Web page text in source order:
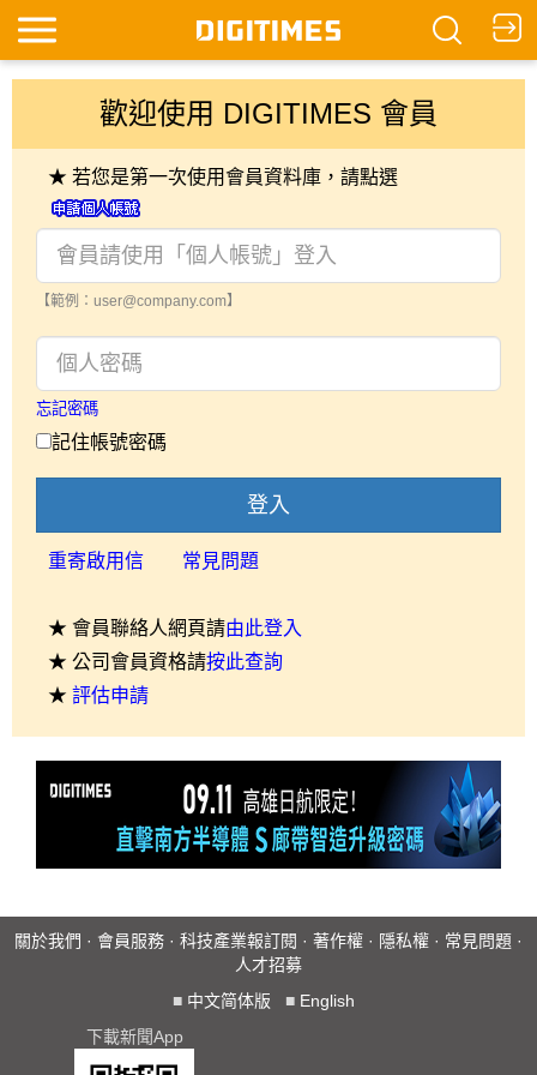
歡迎使用 DIGITIMES 會員
★ 若您是第一次使用會員資料庫，請點選
【範例：user@company.com】
忘記密碼
記住帳號密碼
登入
重寄啟用信 常見問題
★ 會員聯絡人網頁請由此登入
★ 公司會員資格請按此查詢
★ 評估申請
關於我們 · 會員服務 · 科技產業報訂閱 · 著作權 · 隱私權 · 常見問題 ·
人才招募
■ 中文简体版 ■ English
下載新聞App